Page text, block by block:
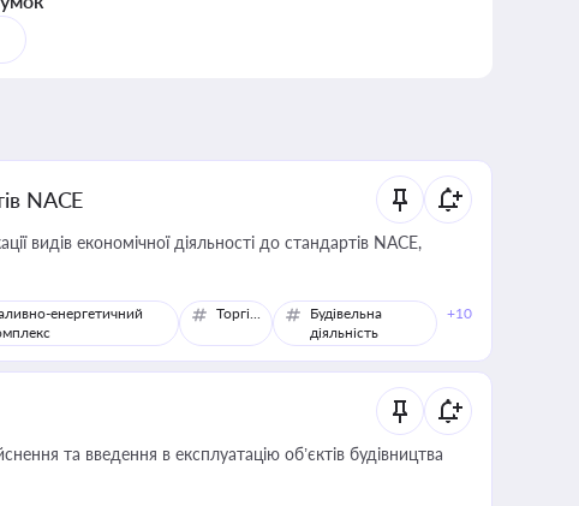
NACE
видів економічної діяльності до стандартів NACE,
енергетичний
Торгівля
Будівельна
діяльність
+10
та введення в експлуатацію об’єктів будівництва